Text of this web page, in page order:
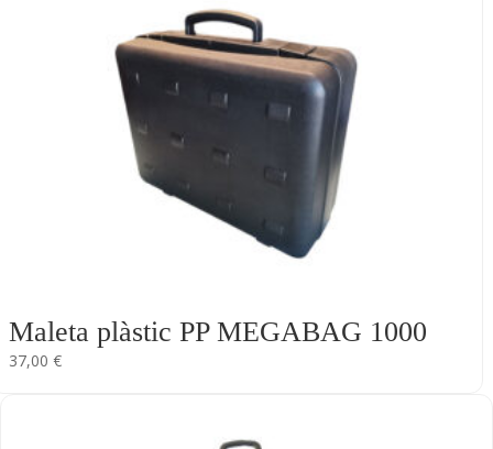
Maleta plàstic PP MEGABAG 1000
37,00€